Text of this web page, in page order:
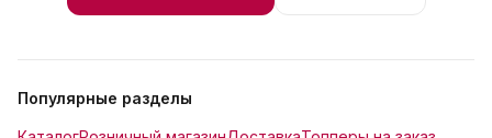
Популярные разделы